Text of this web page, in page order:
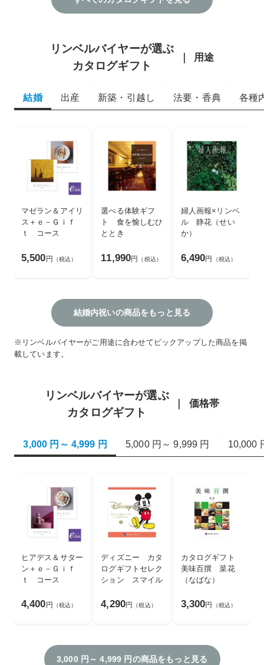
リンベルバイヤーが選ぶ
カタログギフト
用途
結婚 出産 新築・引越し 法要・香典 各種
マゼラン＆アイリ
ス＋ｅ－Ｇｉｆ
ｔ コース
5,500円 （税込）
選べる体験ギフ
ト 食を愉しむひ
ととき
11,990円 （税込）
婦人画報×リンベ
ル 静花（せい
か）
6,490円 （税込）
結婚内祝いの商品をもっと見る
※リンベルバイヤーがご用途に合わせてピックアップした商品を掲
載しています。
リンベルバイヤーが選ぶ
カタログギフト
価格帯
3,000 円～ 4,999 円 5,000 円～ 9,999 円 10,000
ヒアデス＆サター
ン＋ｅ－Ｇｉｆ
ｔ コース
4,400 円 （税込）
ディズニー カタ
ログギフトセレク
ション スマイル
4,290円 （税込）
カタログギフト
美味百撰 菜花
（なばな）
3,300円 （税込）
3,000 円～ 4,999 円の商品をもっと見る